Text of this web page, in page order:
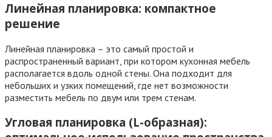
Линейная планировка: компактное
решение
Линейная планировка – это самый простой и
распространенный вариант, при котором кухонная мебель
располагается вдоль одной стены. Она подходит для
небольших и узких помещений, где нет возможности
разместить мебель по двум или трем стенам.
Угловая планировка (L-образная):